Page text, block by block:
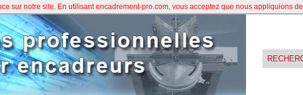
sur notre site. En utilisant encadrement-pro.com, vous acceptez que nous appliquions